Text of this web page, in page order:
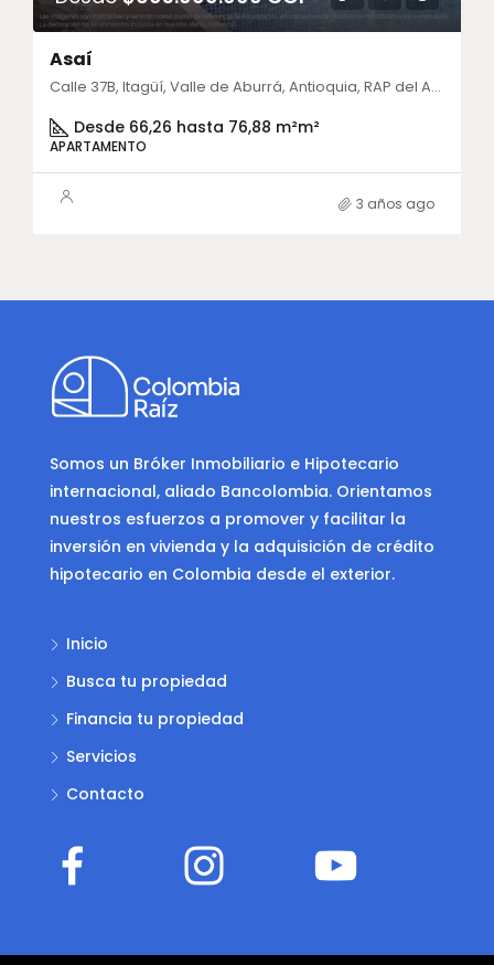
Asaí
Calle 37B, Itagüí, Valle de Aburrá, Antioquia, RAP del Agua y la Montaña, 055412, Colombia
Desde 66,26 hasta 76,88 m²m²
APARTAMENTO
3 años ago
Somos un Bróker Inmobiliario e Hipotecario
internacional, aliado Bancolombia. Orientamos
nuestros esfuerzos a promover y facilitar la
inversión en vivienda y la adquisición de crédito
hipotecario en Colombia desde el exterior.
Inicio
Busca tu propiedad
Financia tu propiedad
Servicios
Contacto